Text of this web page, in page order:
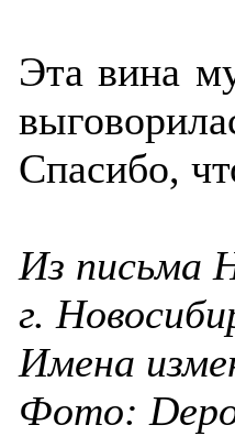
Эта вина
Спасибо,
Из письма
г.
Имена
Фото: